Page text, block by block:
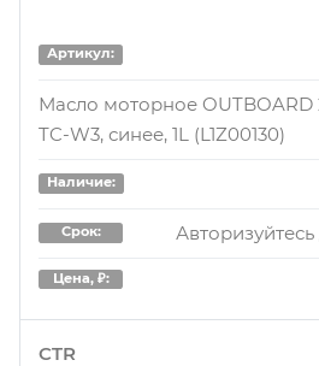
Артикул:
Масло моторное OUTBOARD
TC-W3, синее, 1L (L1Z00130)
Наличие:
Срок:
Цена, ₽:
CTR